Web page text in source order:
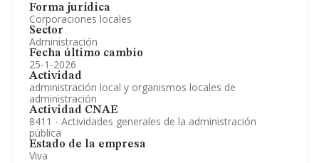
Forma jurídica
Corporaciones locales
Sector
Administración
Fecha último cambio
25-1-2026
Actividad
administración local y organismos locales de
administración
Actividad CNAE
8411 - Actividades generales de la administración
pública
Estado de la empresa
Viva